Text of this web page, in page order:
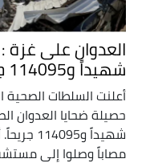
شهيداً و114095 جريحاً
أعلنت السلطات الصحية
مصاباً وصلوا إلى